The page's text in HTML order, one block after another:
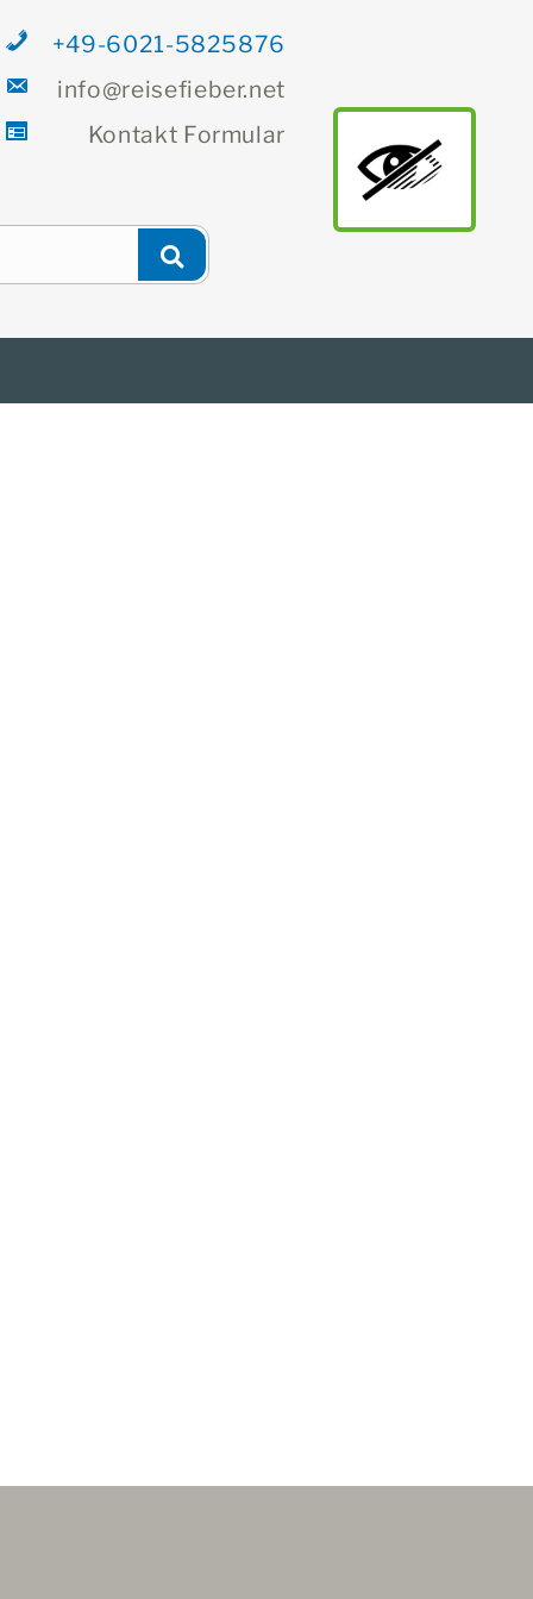
main
+49-6021-5825876
info@reisefieber.net
Kontakt Formular
Suchen